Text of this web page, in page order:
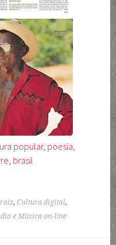
popular, poesia,
, brasil
,Cultura digital,
e Música on-line